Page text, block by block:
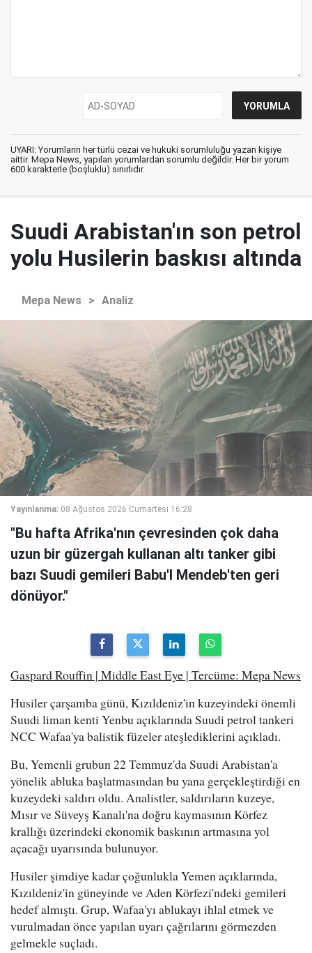
UYARI: Yorumların her türlü cezai ve hukuki sorumluluğu yazan kişiye
aittir. Mepa News, yapılan yorumlardan sorumlu değildir. Her bir yorum
600 karakterle (boşluklu) sınırlıdır.
Suudi Arabistan'ın son petrol
yolu Husilerin baskısı altında
Mepa News > Analiz
Yayınlanma: 08 Ağustos 2026 Cumartesi 16:28
"Bu hafta Afrika'nın çevresinden çok daha
uzun bir güzergah kullanan altı tanker gibi
bazı Suudi gemileri Babu'l Mendeb'ten geri
dönüyor."
Gaspard Rouffin | Middle East Eye | Tercüme: Mepa News
Husiler çarşamba günü, Kızıldeniz'in kuzeyindeki önemli
Suudi liman kenti Yenbu açıklarında Suudi petrol tankeri
NCC Wafaa'ya balistik füzeler ateşlediklerini açıkladı.
Bu, Yemenli grubun 22 Temmuz'da Suudi Arabistan'a
yönelik abluka başlatmasından bu yana gerçekleştirdiği en
kuzeydeki saldırı oldu. Analistler, saldırıların kuzeye,
Mısır ve Süveyş Kanalı'na doğru kaymasının Körfez
krallığı üzerindeki ekonomik baskının artmasına yol
açacağı uyarısında bulunuyor.
Husiler şimdiye kadar çoğunlukla Yemen açıklarında,
Kızıldeniz'in güneyinde ve Aden Körfezi'ndeki gemileri
hedef almıştı. Grup, Wafaa'yı ablukayı ihlal etmek ve
vurulmadan önce yapılan uyarı çağrılarını görmezden
gelmekle suçladı.